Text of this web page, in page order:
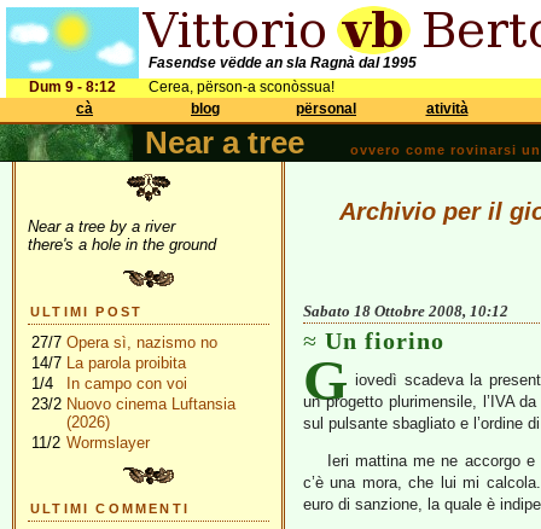
Fasendse vëdde an sla Ragnà dal 1995
Dum 9 - 8:12
Cerea, përson-a sconòssua!
cà
blog përsonal atività
Near a tree ovvero come rovinarsi
Near a tree by a river
there's a hole in the ground
ULTIMI POST
27/7 Opera sì, nazismo no
14/7 La parola proibita
1/4
In campo con voi
23/2 Nuovo cinema Luftansia
(2026)
11/2 Wormslayer
ULTIMI COMMENTI
Archivio per il
Sabato 18 Ottobre 2008, 10:12
Un fiorino
G iovedì scadeva la
un progetto plurimensile, l’IVA
sul pulsante sbagliato e l’ordine
Ieri mattina me ne accorgo
c’è una mora, che lui mi
euro di sanzione, la quale è